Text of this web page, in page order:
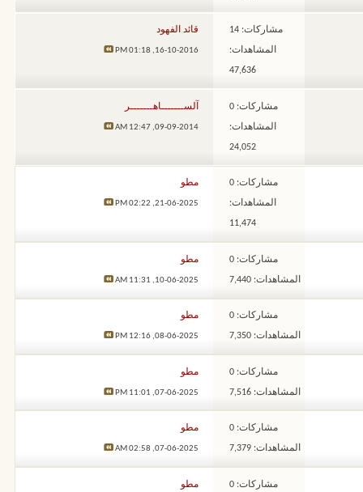
مشاركات: 14
المشاهدات:
47,636
قائد الفهود
16-10-2016,
01:18 PM
مشاركات: 0
المشاهدات:
24,052
آلســـــــاهـــــــر
09-09-2014,
12:47 AM
مشاركات: 0
المشاهدات:
11,474
مطو
21-06-2025,
02:22 PM
مشاركات: 0
المشاهدات: 7,440
مطو
10-06-2025,
11:31 AM
مشاركات: 0
المشاهدات: 7,350
مطو
08-06-2025,
12:16 PM
مشاركات: 0
المشاهدات: 7,516
مطو
07-06-2025,
11:01 PM
مشاركات: 0
المشاهدات: 7,379
مطو
07-06-2025,
02:58 AM
مشاركات: 0 مطو